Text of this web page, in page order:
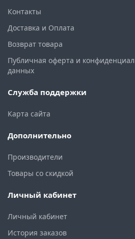
Контакты
Доставка и Оплата
Возврат товара
Публичная оферта и
данных
Служба поддержки
Карта сайта
Дополнительно
Производители
Товары со скидкой
Личный кабинет
Личный кабинет
История заказов